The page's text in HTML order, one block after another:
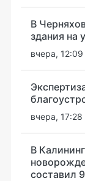
В
здания на
вчера, 12:09
вчера, 17:28
В
составил